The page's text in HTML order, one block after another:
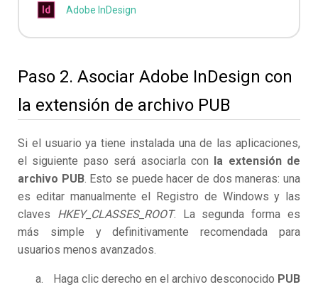
Adobe InDesign
Paso 2. Asociar Adobe InDesign con
la extensión de archivo PUB
Si el usuario ya tiene instalada una de las aplicaciones,
el siguiente paso será asociarla con
la extensión de
archivo PUB. Esto se puede hacer de dos maneras: una
es editar manualmente el Registro de Windows y las
claves HKEY_CLASSES_ROOT. La segunda forma es
más simple y definitivamente recomendada para
usuarios menos avanzados.
Haga clic derecho en el archivo desconocido PUB